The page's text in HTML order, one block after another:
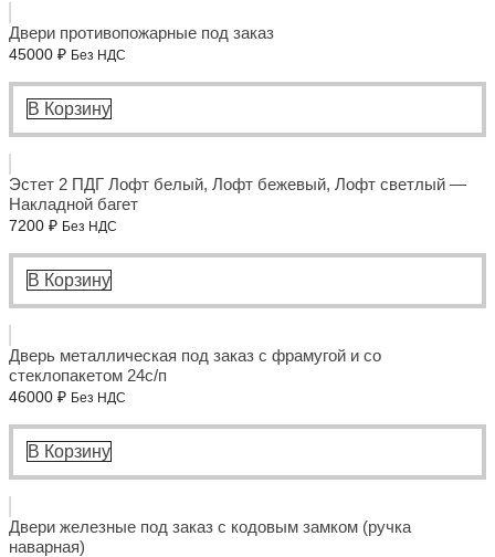
Двери противопожарные под заказ
45000 ₽ Без НДС
В Корзину
Эстет 2 ПДГ Лофт белый, Лофт бежевый, Лофт светлый —
Накладной багет
7200 ₽ Без НДС
В Корзину
Дверь металлическая под заказ с фрамугой и со
стеклопакетом 24с/п
46000 ₽ Без НДС
В Корзину
Двери железные под заказ с кодовым замком (ручка
наварная)